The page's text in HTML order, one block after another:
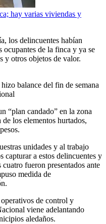
hay varias viviendas y
los delincuentes habían
ocupantes de la finca y ya se
y otros objetos de valor.
balance del fin de semana
“plan candado” en la zona
los elementos hurtados,
unidades y al trabajo
a estos delincuentes y
fueron presentados ante
medida de
de control y
viene adelantando
aledaños.